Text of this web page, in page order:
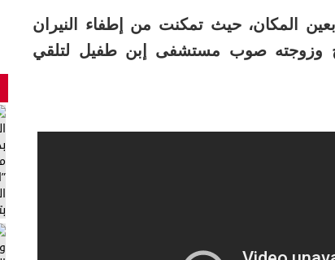
المكان، حيث تمكنت من إطفاء النيران
وزوجته صوب مستشفى إبن طفيل لتلقي